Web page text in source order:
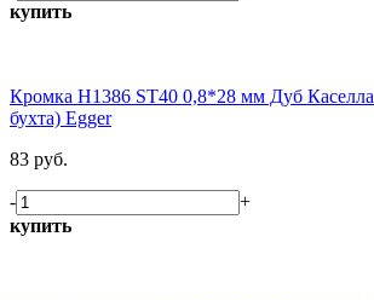
купить
Кромка H1386 ST40 0,8*28 мм Дуб
бухта) Egger
83 руб.
-
+
купить